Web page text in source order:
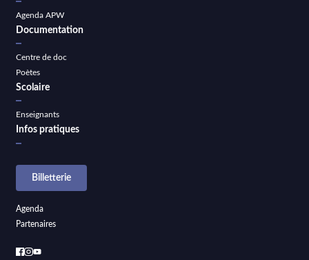
Agenda APW
Documentation
Centre de doc
Poètes
Scolaire
Enseignants
Infos pratiques
Billetterie
Agenda
Partenaires